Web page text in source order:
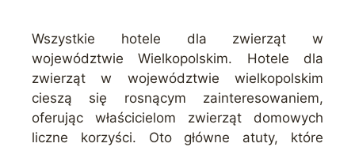
Wszystkie hotele dla zwierząt w
województwie Wielkopolskim. Hotele dla
zwierząt w województwie wielkopolskim
cieszą się rosnącym zainteresowaniem,
oferując właścicielom zwierząt domowych
liczne korzyści. Oto główne atuty, które